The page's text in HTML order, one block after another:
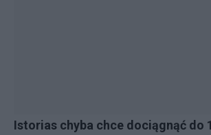
Istorias chyba chce dociągnąć do